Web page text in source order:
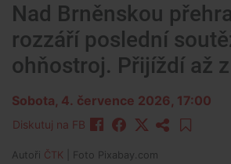
Nad Brněnskou
rozzáří poslední
ohňostroj. Přijíždí až
Sobota, 4. července 2026, 17:00
Diskutuj na FB
Autoři ČTK | Foto Pixabay.com